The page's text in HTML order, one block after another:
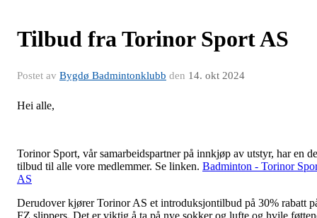
Tilbud fra Torinor Sport AS
Postet av Bygdø Badmintonklubb den 14. okt 2024
Hei alle,
Torinor Sport, vår samarbeidspartner på innkjøp av utstyr, har en
tilbud til alle vore medlemmer. Se linken. Badminton - Torinor
AS
Derudoverkjører Torinor AS et introduksjontilbud på 30% rabatt
FZ slippers. Det er viktig å ta på nye sokker og lufte og hvile